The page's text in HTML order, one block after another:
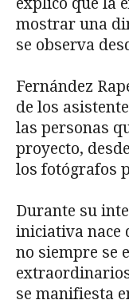
mostrar una
se observa
Fernández
de los
las personas
proyecto,
los fotógrafos
Durante su
iniciativa nace
no siempre se
se manifiesta